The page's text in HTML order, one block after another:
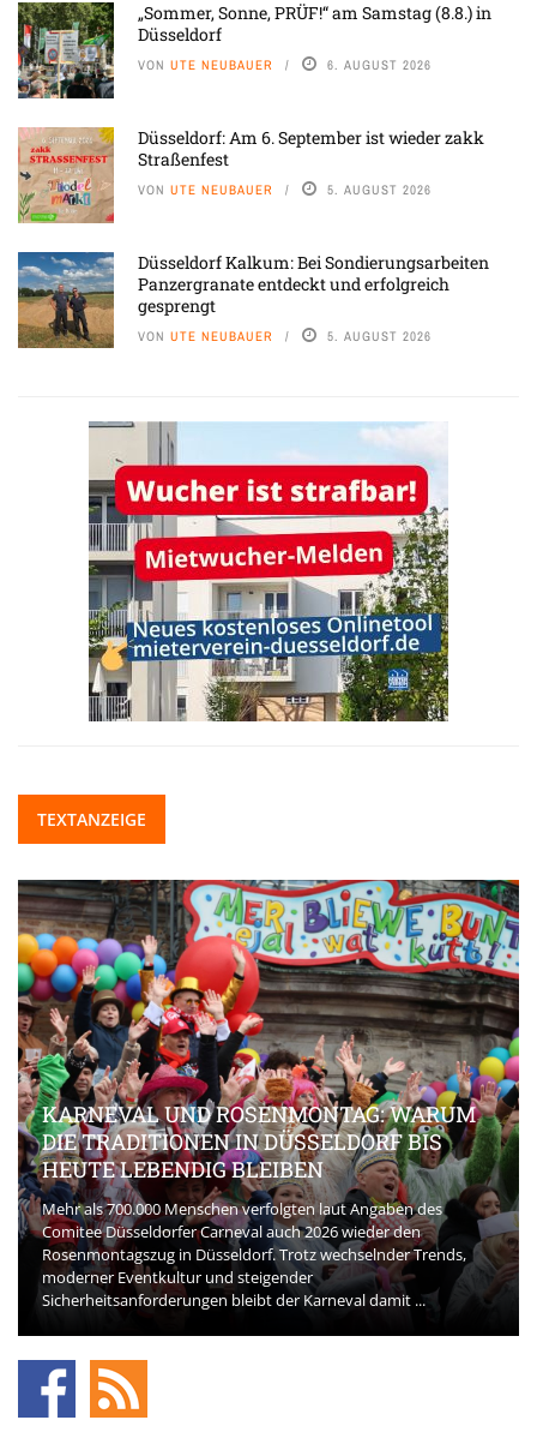
„Sommer, Sonne, PRÜF!“ am Samstag (8.8.) in
Düsseldorf
VON UTE NEUBAUER 6. AUGUST 2026
Düsseldorf: Am 6. September ist wieder zakk
Straßenfest
VON UTE NEUBAUER 5. AUGUST 2026
Düsseldorf Kalkum: Bei Sondierungsarbeiten
Panzergranate entdeckt und erfolgreich
gesprengt
VON UTE NEUBAUER 5. AUGUST 2026
TEXTANZEIGE
KARNEVAL UND ROSENMONTAG: WARUM
DIE TRADITIONEN IN DÜSSELDORF BIS
HEUTE LEBENDIG BLEIBEN
Mehr als 700.000 Menschen verfolgten laut Angaben des
Comitee Düsseldorfer Carneval auch 2026 wieder den
Rosenmontagszug in Düsseldorf. Trotz wechselnder Trends,
moderner Eventkultur und steigender
Sicherheitsanforderungen bleibt der Karneval damit ...